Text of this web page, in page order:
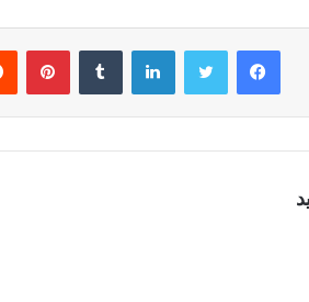
فيسبوك لينكدإن بينتيريست